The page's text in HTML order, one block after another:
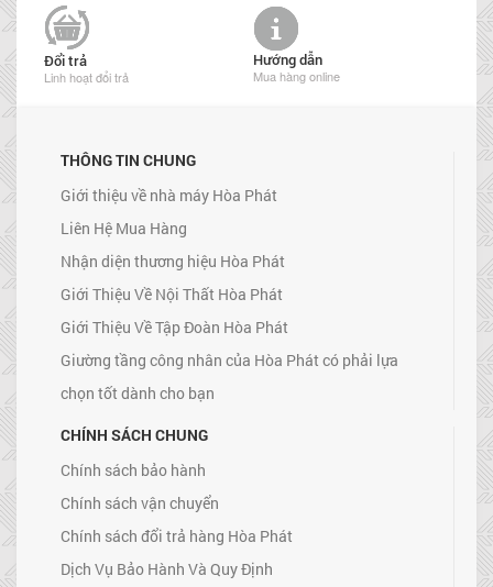
Đổi trả
Linh hoạt đổi trả
Hướng dẫn
Mua hàng online
THÔNG TIN CHUNG
Giới thiệu về nhà máy Hòa Phát
Liên Hệ Mua Hàng
Nhận diện thương hiệu Hòa Phát
Giới Thiệu Về Nội Thất Hòa Phát
Giới Thiệu Về Tập Đoàn Hòa Phát
Giường tầng công nhân của Hòa Phát có phải lựa
chọn tốt dành cho bạn
CHÍNH SÁCH CHUNG
Chính sách bảo hành
Chính sách vận chuyển
Chính sách đổi trả hàng Hòa Phát
Dịch Vụ Bảo Hành Và Quy Định